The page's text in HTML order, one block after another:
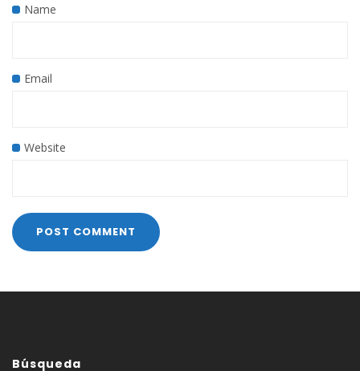
Name
Email
Website
Búsqueda